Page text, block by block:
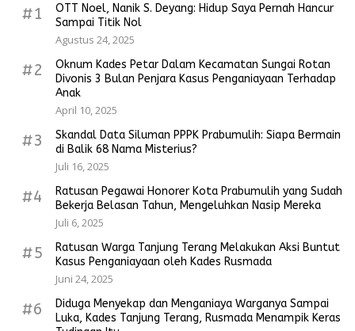
#1
OTT Noel, Nanik S. Deyang: Hidup Saya Pernah Hancur
Sampai Titik Nol
Agustus 24, 2025
#2
Oknum Kades Petar Dalam Kecamatan Sungai Rotan
Divonis 3 Bulan Penjara Kasus Penganiayaan Terhadap
Anak
April 10, 2025
#3
Skandal Data Siluman PPPK Prabumulih: Siapa Bermain
di Balik 68 Nama Misterius?
Juli 16, 2025
#4
Ratusan Pegawai Honorer Kota Prabumulih yang Sudah
Bekerja Belasan Tahun, Mengeluhkan Nasip Mereka
Juli 6, 2025
#5
Ratusan Warga Tanjung Terang Melakukan Aksi Buntut
Kasus Penganiayaan oleh Kades Rusmada
Juni 24, 2025
#6
Diduga Menyekap dan Menganiaya Warganya Sampai
Luka, Kades Tanjung Terang, Rusmada Menampik Keras